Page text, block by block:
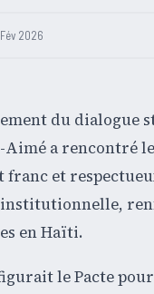
2026
du dialogue
a rencontré le
franc et
en Haïti.
le Pacte